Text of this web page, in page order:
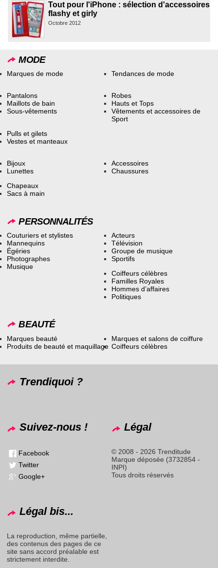
Tout pour l'iPhone : sélection d'accessoires
flashy et girly
Octobre 2012
MODE
Marques de mode Tendances de mode
Pantalons
Maillots de bain
Sous-vêtements
Robes
Hauts et Tops
Vêtements et accessoires de
Sport
Pulls et gilets
Vestes et manteaux
Bijoux
Lunettes
Accessoires
Chaussures
Chapeaux
Sacs à main
PERSONNALITÉS
Couturiers et stylistes
Mannequins
Égéries
Photographes
Musique
Acteurs
Télévision
Groupe de musique
Sportifs
Coiffeurs célèbres
Familles Royales
Hommes d’affaires
Politiques
BEAUTÉ
Marques beauté
Produits de beauté et maquillage
Marques et salons de coiffure
Coiffeurs célèbres
Trendiquoi ?
Suivez-nous !
Facebook
Twitter
Google+
Légal
© 2008 - 2026 Trenditude
Marque déposée (3732854 -
INPI)
Tous droits réservés
Légal bis...
La reproduction, même partielle,
des contenus des pages de ce
site sans accord préalable est
strictement interdite.